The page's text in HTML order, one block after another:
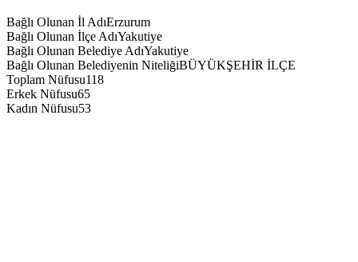
Bağlı Olunan İl AdıErzurum
Bağlı Olunan İlçe AdıYakutiye
Bağlı Olunan Belediye AdıYakutiye
Bağlı Olunan Belediyenin NiteliğiBÜYÜKŞEHİR İLÇE
Toplam Nüfusu118
Erkek Nüfusu65
Kadın Nüfusu53